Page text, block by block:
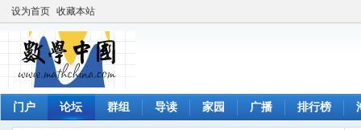
设为首页 收藏本站
门户 论坛 群组 导读 家园 广播 排行榜